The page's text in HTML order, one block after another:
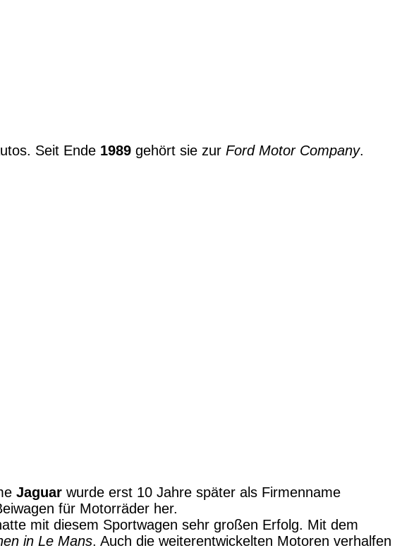
Seit Ende 1989 gehört sie zur Ford Motor Company.
Jaguar wurde erst 10 Jahre später als Firmenname
für Motorräder her.
mit diesem Sportwagen sehr großen Erfolg. Mit dem
in Le Mans. Auch die weiterentwickelten Motoren verhalfen